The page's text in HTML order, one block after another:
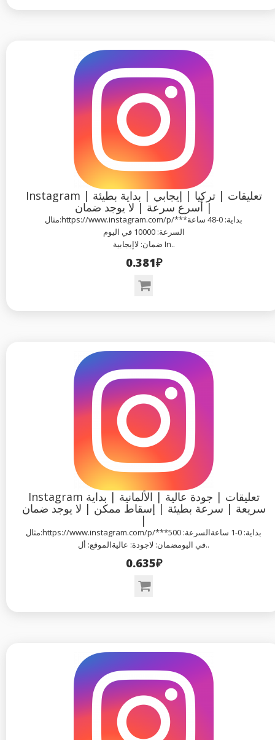
Instagram تعليقات | تركيا | إيجابي | بداية بطيئة |
أسرع سرعة | لا يوجد ضمان |
مثال:https://www.instagram.com/p/***بداية: 0-48 ساعة
السرعة: 10000 في اليوم
ضمان: لاإيجابية In..
0.381₽
Instagram تعليقات | جودة عالية | الألمانية | بداية
سريعة | سرعة بطيئة | إسقاط ممكن | لا يوجد ضمان
|
مثال:https://www.instagram.com/p/***بداية: 0-1 ساعةالسرعة: 500
في اليومضمان: لاجودة: عاليةالموقع: أل..
0.635₽